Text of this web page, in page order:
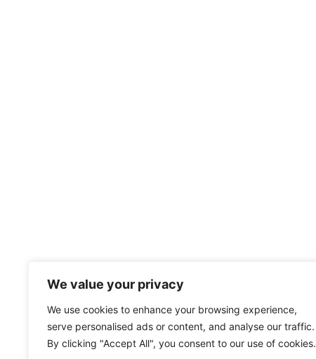
We value your privacy
We use cookies to enhance your browsing experience,
serve personalised ads or content, and analyse our traffic.
By clicking "Accept All", you consent to our use of cookies.